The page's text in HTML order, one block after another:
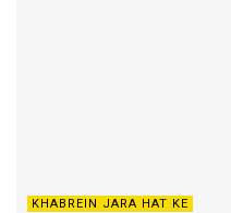
KHABREIN JARA HAT KE